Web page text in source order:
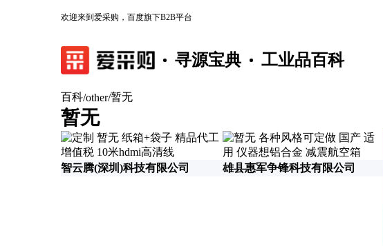
欢迎来到爱采购，百度旗下B2B平台
寻源宝典 工业品百科
百科/other/暂无
暂无
智云腾(深圳)科技有限公司 雄县惠军争锋科技有限公司